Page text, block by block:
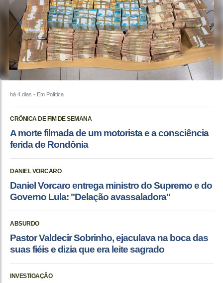
há 4 dias - Em Política
CRÔNICA DE FIM DE SEMANA
A morte filmada de um motorista e a consciência
ferida de Rondônia
DANIEL VORCARO
Daniel Vorcaro entrega ministro do Supremo e do
Governo Lula: "Delação avassaladora"
ABSURDO
Pastor Valdecir Sobrinho, ejaculava na boca das
suas fiéis e dizia que era leite sagrado
INVESTIGAÇÃO